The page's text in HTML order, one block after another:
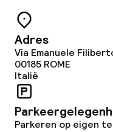
Eet- en
Lunch à la
Adres
Via Emanuele
00185 ROME
Italië
Parkeren op eigen